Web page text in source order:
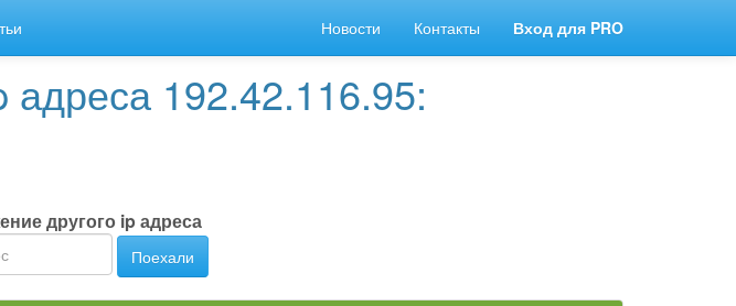
Новости Контакты Вход для PRO
192.42.116.95:
другого ip адреса
Поехали